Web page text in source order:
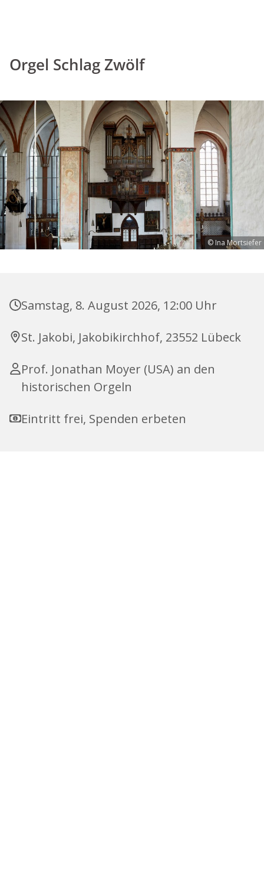
Orgel Schlag Zwölf
© Ina Mortsiefer
Samstag, 8. August 2026, 12:00 Uhr
St. Jakobi, Jakobikirchhof, 23552 Lübeck
Prof. Jonathan Moyer (USA) an den
historischen Orgeln
Eintritt frei, Spenden erbeten